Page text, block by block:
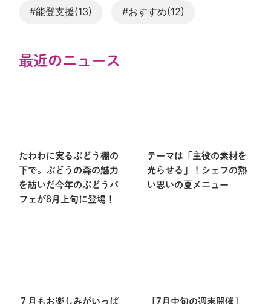
#能登支援(13) #おすすめ(12)
最近のニュース
たわわに実るぶどう棚の
下で。ぶどうの森の魅力
を紡いだ今年のぶどうパ
フェが8月上旬に登場！
テーマは「主役の素材を
光らせる」！シェフの熱
い思いの夏メニュー
７月もお楽しみがいっぱ ［7月中旬の週末開催］